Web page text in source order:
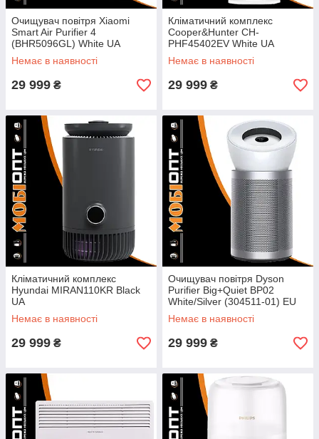
Очищувач повітря Xiaomi
Smart Air Purifier 4
(BHR5096GL) White UA
Немає в наявності
29 999 ₴
Кліматичний комплекс
Cooper&Hunter CH-
PHF45402EV White UA
Немає в наявності
29 999 ₴
Кліматичний комплекс
Hyundai MIRAN110KR Black
UA
Немає в наявності
29 999 ₴
Очищувач повітря Dyson
Purifier Big+Quiet BP02
White/Silver (304511-01) EU
Немає в наявності
29 999 ₴